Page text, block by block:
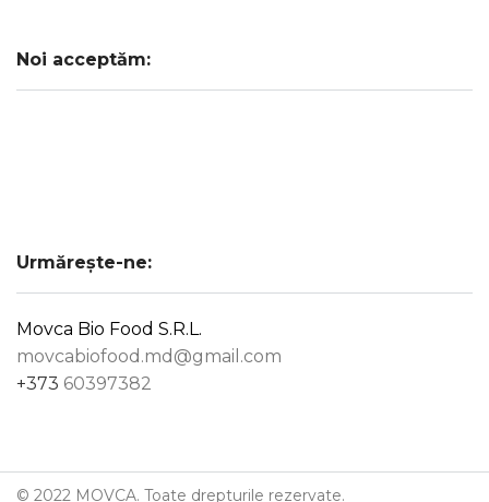
Noi acceptăm:
Urmărește-ne:
Movca Bio Food S.R.L.
movcabiofood.md@gmail.com
+373 60397382
© 2022 MOVCA. Toate drepturile rezervate.